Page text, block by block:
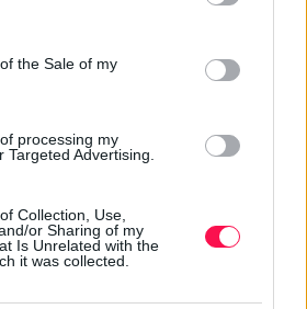
to Google and its third-party tags to
specified purposes in below Google
the Sale of my
processing my
Targeted Advertising.
Collection, Use,
or Sharing of my
Is Unrelated with the
it was collected.
Csanád! Kívánok sok örömet, jó
szép pillanatot!